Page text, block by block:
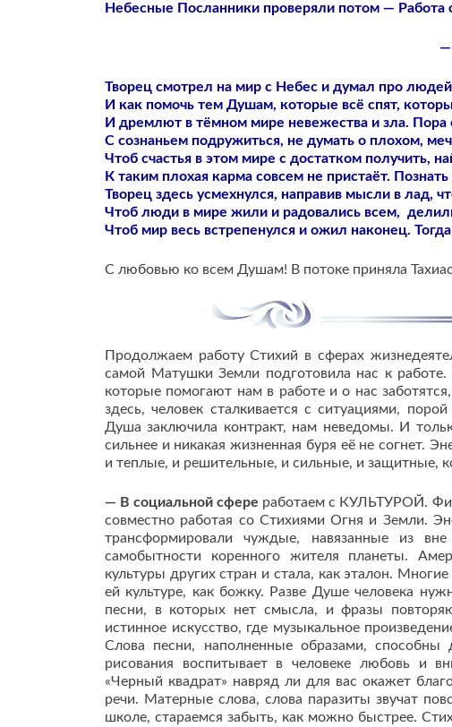
Небесные Посланники проверяли потом —
Творец смотрел на мир с Небес и думал про
И как помочь тем Душам, которые всё спят,
И дремлют в тёмном мире невежества и зла. Пора
С сознаньем подружиться, не думать о плохом,
Чтоб счастья в этом мире с достатком получить,
К таким плохая карма совсем не пристаёт.
Творец здесь усмехнулся, направив мысли в лад,
Чтоб люди в мире жили и радовались всем,
Чтоб мир весь встрепенулся и ожил наконец.
С любовью ко всем Душам! В потоке приняла
Продолжаем работу Стихий в сферах
самой Матушки Земли подготовила нас к
которые помогают нам в работе и о нас
здесь, человек сталкивается с ситуациями,
Душа заключила контракт, нам неведомы. И
сильнее и никакая жизненная буря её не согнет.
и теплые, и решительные, и сильные, и защитные,
— В социальной сфере работаем с КУЛЬТУРОЙ.
совместно работая со Стихиями Огня и Земли.
трансформировали чуждые, навязанные из
самобытности коренного жителя планеты.
культуры других стран и стала, как эталон.
ей культуре, как божку. Разве Душе человека
песни, в которых нет смысла, и фразы
истинное искусство, где музыкальное
Слова песни, наполненные образами, способны
рисования воспитывает в человеке любовь и
«Черный квадрат» навряд ли для вас окажет
речи. Матерные слова, слова паразиты звучат
школе, стараемся забыть, как можно быстрее.